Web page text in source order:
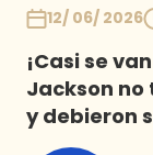
12/ 06/ 2026
¡Casi se
Jackson no
y debieron